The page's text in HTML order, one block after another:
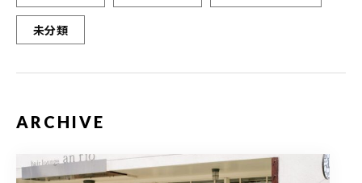
未分類
ARCHIVE